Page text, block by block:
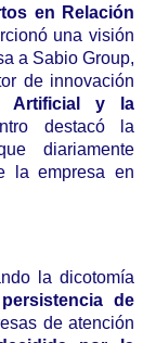
en Relación
una visión
a Sabio Group,
de innovación
Artificial y la
destacó la
diariamente
la empresa en
la dicotomía
persistencia de
de atención